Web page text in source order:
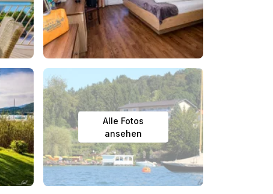
Alle Fotos
ansehen